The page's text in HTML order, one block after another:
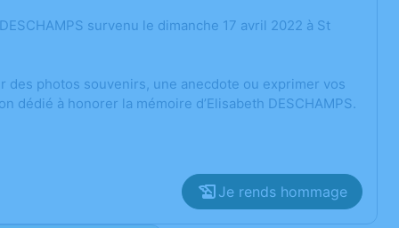
survenu le dimanche 17 avril 2022 à St
photos souvenirs, une anecdote ou exprimer vos
à honorer la mémoire d’Elisabeth DESCHAMPS.
Je rends hommage